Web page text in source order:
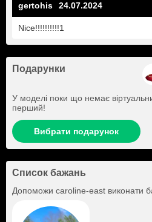
gertohis 24.07.2024
Nice!!!!!!!!!!1
Подарунки
У моделі поки що немає
перший!
Вибрати подарунок
Список бажань
Допоможи caroline-east виконати